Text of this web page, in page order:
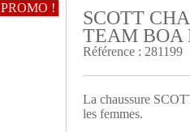
!
SCOTT
TEAM BOA
Référence : 281199
La chaussure
les femmes.